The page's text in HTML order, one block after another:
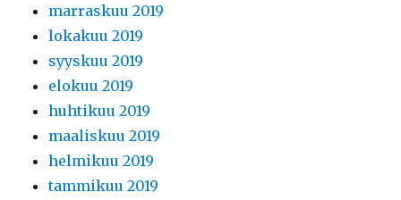
marraskuu 2019
lokakuu 2019
syyskuu 2019
elokuu 2019
huhtikuu 2019
maaliskuu 2019
helmikuu 2019
tammikuu 2019